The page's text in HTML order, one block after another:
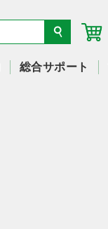
総合サポート